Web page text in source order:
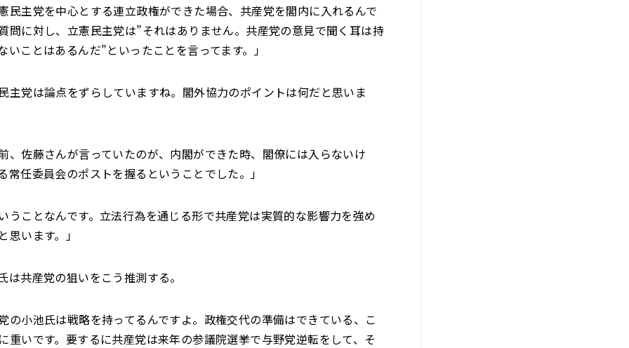
民主党を中心とする連立政権ができた場合、共産党を閣内に入れるんで
問に対し、立憲民主党は”それはありません。共産党の意見で聞く耳は持
いことはあるんだ”といったことを言ってます。」
主党は論点をずらしていますね。閣外協力のポイントは何だと思いま
、佐藤さんが言っていたのが、内閣ができた時、閣僚には入らないけ
常任委員会のポストを握るということでした。」
うことなんです。立法行為を通じる形で共産党は実質的な影響力を強め
思います。」
は共産党の狙いをこう推測する。
の小池氏は戦略を持ってるんですよ。政権交代の準備はできている、こ
重いです。要するに共産党は来年の参議院選挙で与野党逆転をして、そ